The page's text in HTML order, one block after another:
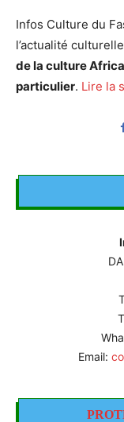
Infos Culture du
l’actualité
de la culture
particulier. Lire la
Email: